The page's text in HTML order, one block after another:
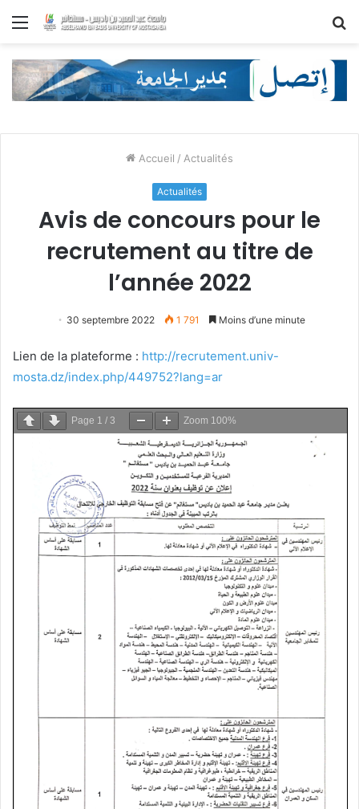
Menu
Accueil / Actualités
Actualités
Avis de concours pour le
recrutement au titre de
l’année 2022
30 septembre 2022 1 791 Moins d’une minute
Lien de la plateforme : http://recrutement.univ-
mosta.dz/index.php/449752?lang=ar
Page 1 / 3 Zoom 100%